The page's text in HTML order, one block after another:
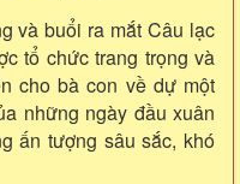
và buổi ra mắt Câu lạc
tổ chức trang trọng và
cho bà con về dự một
những ngày đầu xuân
ấn tượng sâu sắc, khó